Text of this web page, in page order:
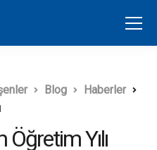
Blog
Haberler
Yılı